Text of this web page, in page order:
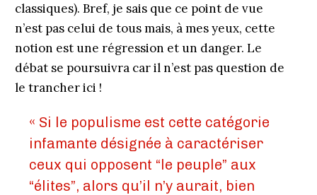
classiques). Bref, je sais que ce point de vue
n’est pas celui de tous mais, à mes yeux, cette
notion est une régression et un danger. Le
débat se poursuivra car il n’est pas question de
le trancher ici !
« Si le populisme est cette catégorie
infamante désignée à caractériser
ceux qui opposent “le peuple” aux
“élites”, alors qu’il n’y aurait, bien